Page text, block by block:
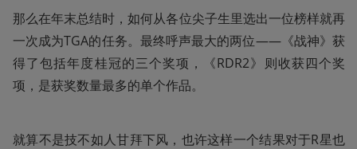
那么在年末总结时，如何从各位尖子生里选出一位榜样就再
一次成为TGA的任务。最终呼声最大的两位——《战神》获
得了包括年度桂冠的三个奖项，《RDR2》则收获四个奖
项，是获奖数量最多的单个作品。
就算不是技不如人甘拜下风，也许这样一个结果对于R星也